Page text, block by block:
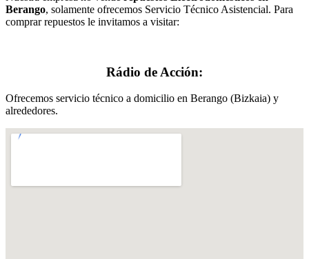
Berango, solamente ofrecemos Servicio Técnico Asistencial. Para
comprar repuestos le invitamos a visitar:
Rádio de Acción:
Ofrecemos servicio técnico a domicilio en Berango (Bizkaia) y
alrededores.